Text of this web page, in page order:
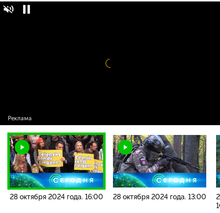
Видео
28 октября 2024 года. 16:00 28 октября 2024 года. 13:00